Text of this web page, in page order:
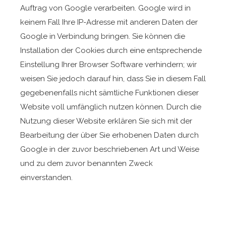
Auftrag von Google verarbeiten. Google wird in
keinem Fall Ihre IP-Adresse mit anderen Daten der
Google in Verbindung bringen. Sie können die
Installation der Cookies durch eine entsprechende
Einstellung Ihrer Browser Software verhindern; wir
weisen Sie jedoch darauf hin, dass Sie in diesem Fall
gegebenenfalls nicht sämtliche Funktionen dieser
Website voll umfänglich nutzen können. Durch die
Nutzung dieser Website erklären Sie sich mit der
Bearbeitung der über Sie erhobenen Daten durch
Google in der zuvor beschriebenen Art und Weise
und zu dem zuvor benannten Zweck
einverstanden.